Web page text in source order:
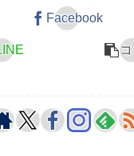
Facebook